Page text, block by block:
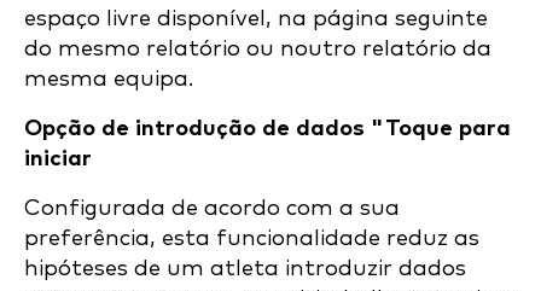
espaço livre disponível, na página seguinte
do mesmo relatório ou noutro relatório da
mesma equipa.
Opção de introdução de dados "Toque para
iniciar
Configurada de acordo com a sua
preferência, esta funcionalidade reduz as
hipóteses de um atleta introduzir dados